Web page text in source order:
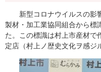
新型コロナウイルスの影
製材・加工業協同組合から標
た。この標識は村上市産材で
定店（村上ノ歴史文化ヲ感ジ